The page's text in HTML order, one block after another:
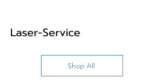
Laser-Service
Shop All